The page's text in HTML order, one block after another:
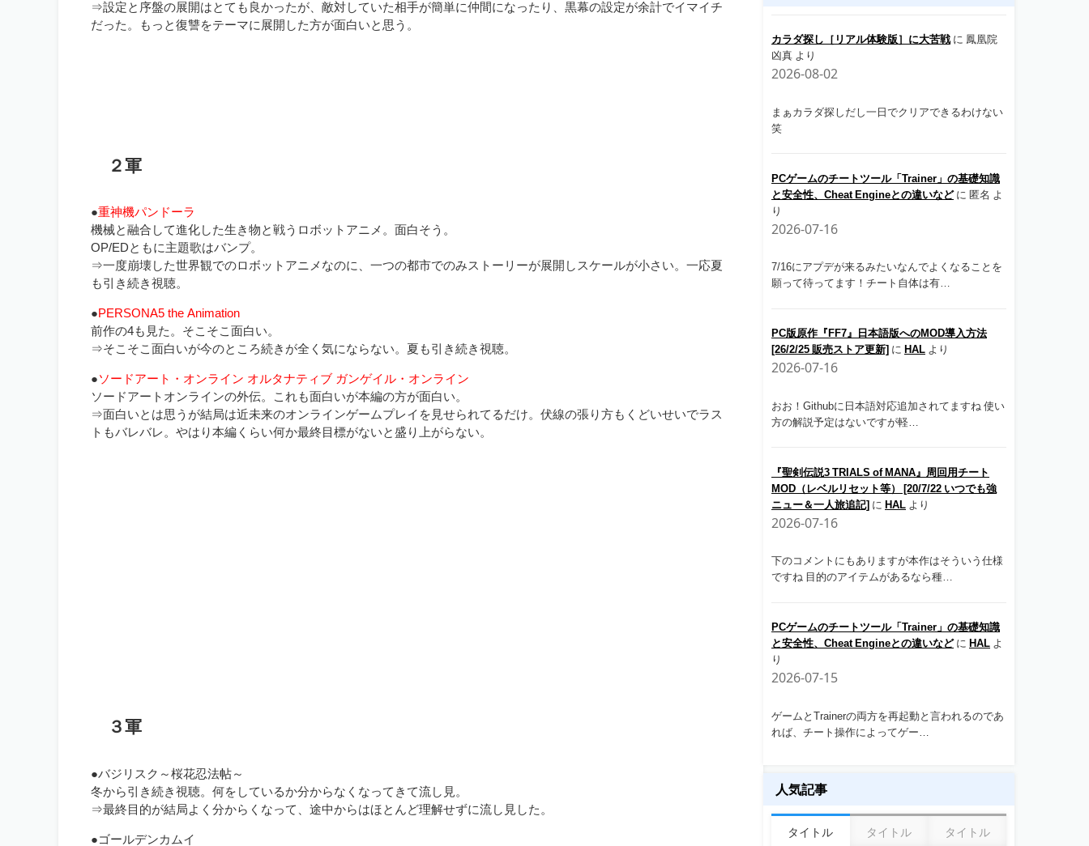
⇒設定と序盤の展開はとても良かったが、敵対していた相手が簡単に仲間になったり、黒幕の設定が余計でイマイチ
だった。もっと復讐をテーマに展開した方が面白いと思う。
２軍
●重神機パンドーラ
機械と融合して進化した生き物と戦うロボットアニメ。面白そう。
OP/EDともに主題歌はバンプ。
⇒一度崩壊した世界観でのロボットアニメなのに、一つの都市でのみストーリーが展開しスケールが小さい。一応夏
も引き続き視聴。
● PERSONA5 the Animation
前作の4も見た。そこそこ面白い。
⇒そこそこ面白いが今のところ続きが全く気にならない。夏も引き続き視聴。
● ソードアート・オンライン オルタナティブ ガンゲイル・オンライン
ソードアートオンラインの外伝。これも面白いが本編の方が面白い。
⇒面白いとは思うが結局は近未来のオンラインゲームプレイを見せられてるだけ。伏線の張り方もくどいせいでラス
トもバレバレ。やはり本編くらい何か最終目標がないと盛り上がらない。
３軍
●バジリスク～桜花忍法帖～
冬から引き続き視聴。何をしているか分からなくなってきて流し見。
⇒最終目的が結局よく分からくなって、途中からはほとんど理解せずに流し見した。
●ゴールデンカムイ
カラダ探し［リアル体験版］に大苦戦 に
鳳凰院
凶真 より
2026-08-02
まぁカラダ探しだし一日でクリアできるわけない
笑
PCゲームのチートツール「Trainer」の基礎知識
と安全性、Cheat Engineとの違いなどに 匿名 よ
り
2026-07-16
7/16にアプデが来るみたいなんでよくなることを
願って待ってます！チート自体は有…
PC版原作『FF7』日本語版へのMOD導入方法
[26/2/25 販売ストア更新] に HAL より
2026-07-16
おお！Githubに日本語対応追加されてますね 使い
方の解説予定はないですが軽…
『聖剣伝説3 TRIALS of MANA』周回用チート
MOD（レベルリセット等） [20/7/22 いつでも強
ニュー＆一人旅追記] に HAL より
2026-07-16
下のコメントにもありますが本作はそういう仕様
ですね 目的のアイテムがあるなら種…
PCゲームのチートツール「Trainer」の基礎知識
と安全性、Cheat Engineとの違いなどに HAL よ
り
2026-07-15
ゲームとTrainerの両方を再起動と言われるのであ
れば、チート操作によってゲー…
人気記事
タイトル タイトル タイトル